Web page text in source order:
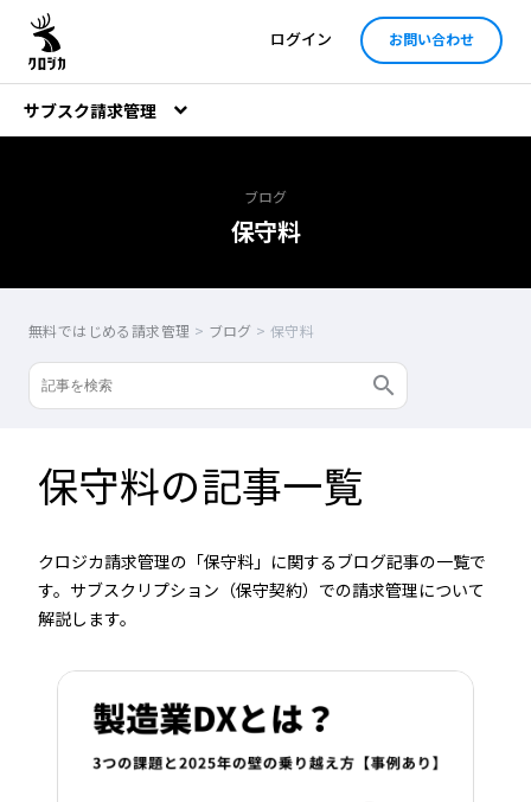
ログイン お問い合わせ
サブスク請求管理
ブログ
保守料
無料ではじめる請求管理 > ブログ >保守料
保守料の記事一覧
クロジカ請求管理の「保守料」に関するブログ記事の一覧で
す。サブスクリプション（保守契約）での請求管理について
解説します。